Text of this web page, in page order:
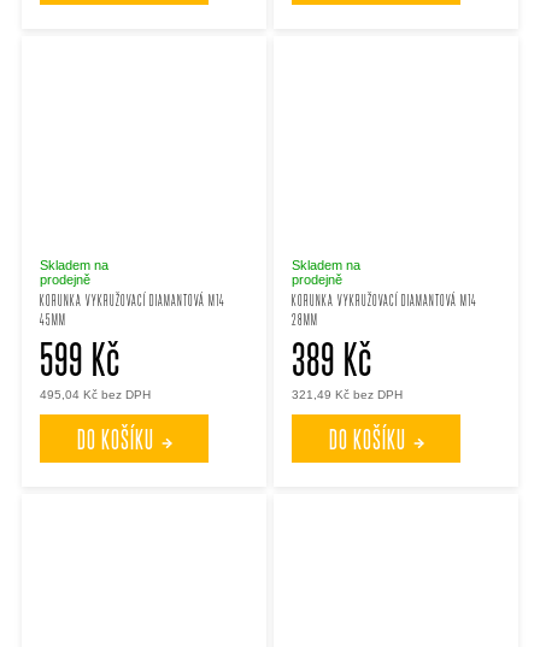
KORUNKA VYKRUŽOVACÍ DIAMANTOVÁ M14
45MM
Skladem na
prodejně
495,04 Kč bez DPH
599 Kč
DO KOŠÍKU
KORUNKA VYKRUŽOVACÍ DIAMANTOVÁ M14
28MM
Skladem na
prodejně
321,49 Kč bez DPH
389 Kč
DO KOŠÍKU